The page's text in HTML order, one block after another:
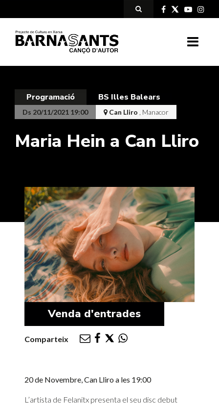
Programació BS Illes Balears
Ds 20/11/2021 19:00 Can Lliro , Manacor
Maria Hein a Can Lliro
Venda d'entrades
Comparteix
20 de Novembre, Can Lliro a les 19:00
L’artista de Felanitx presenta el seu disc debut